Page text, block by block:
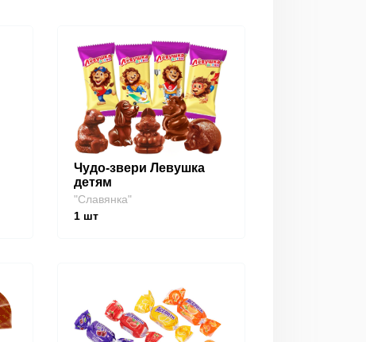
Чудо-звери Левушка
детям
"Славянка"
1шт